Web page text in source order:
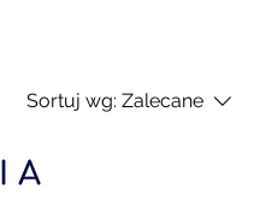
Sortuj wg: Zalecane